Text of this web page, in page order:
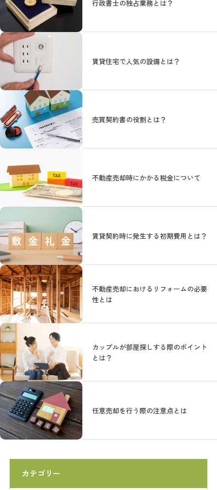
行政書士の独占業務とは？
賃貸住宅で人気の設備とは？
売買契約書の役割とは？
不動産売却時にかかる税金について
賃貸契約時に発生する初期費用とは？
不動産売却におけるリフォームの必要
性とは
カップルが部屋探しする際のポイント
とは？
任意売却を行う際の注意点とは
カテゴリー